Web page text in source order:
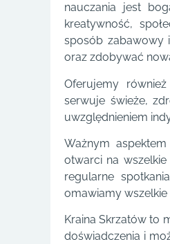
nauczania jest
kreatywność,
sposób zabawowy
oraz zdobywać
Oferujemy
serwuje świeże,
uwzględnieniem
Ważnym
otwarci na
regularne
omawiamy wszelkie
Kraina Skrzatów to
doświadczenia i